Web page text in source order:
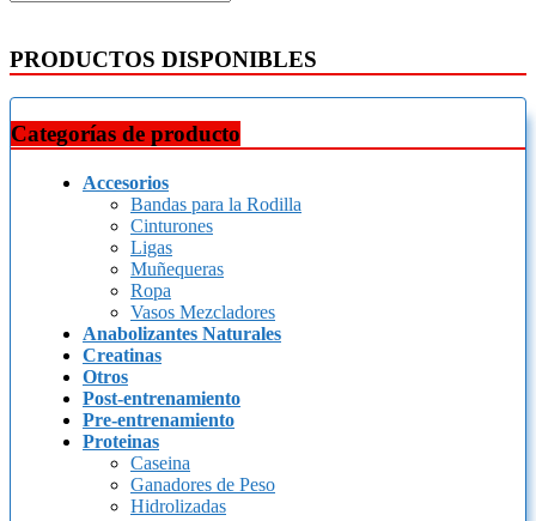
PRODUCTOS DISPONIBLES
Categorías de producto
Accesorios
Bandas para la Rodilla
Cinturones
Ligas
Muñequeras
Ropa
Vasos Mezcladores
Anabolizantes Naturales
Creatinas
Otros
Post-entrenamiento
Pre-entrenamiento
Proteinas
Caseina
Ganadores de Peso
Hidrolizadas